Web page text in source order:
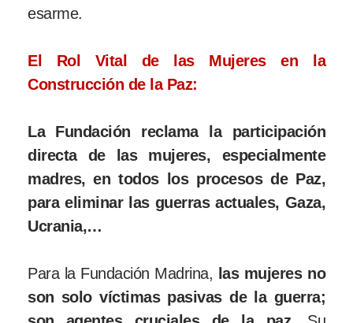
esarme.
El Rol Vital de las Mujeres en la
Construcción de la Paz:
La Fundación reclama la participación
directa de las mujeres, especialmente
madres, en todos los procesos de Paz,
para eliminar las guerras actuales, Gaza,
Ucrania,…
Para la Fundación Madrina, las mujeres no
son solo víctimas pasivas de la guerra;